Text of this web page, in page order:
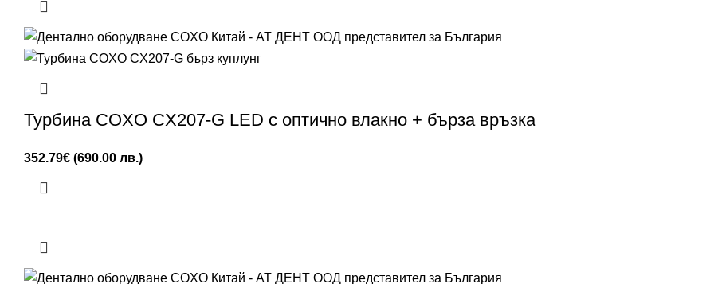
Турбина COXO CX207-G LED с оптично влакно + бърза връзка
352.79€ (690.00 лв.)